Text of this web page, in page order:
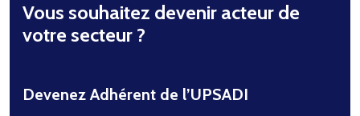
Vous souhaitez devenir acteur de
votre secteur ?
Devenez Adhérent de l’UPSADI